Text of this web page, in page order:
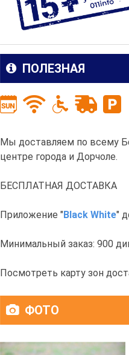
ПОЛЕЗНАЯ
Мы доставляем по всему
центре города и Дорчоле.
БЕСПЛАТНАЯ ДОСТАВКА
Приложение "Black White"
Минимальный заказ: 900
Посмотреть карту зон
ФОТО